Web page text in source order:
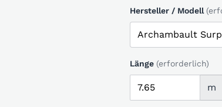
Hersteller / Modell
Länge (erforderlich)
m